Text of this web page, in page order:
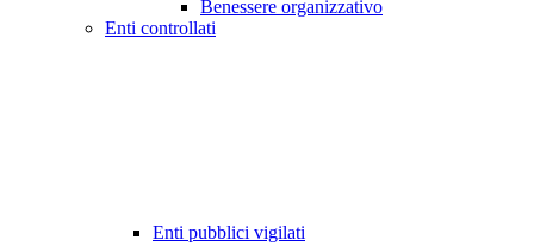
Benessere organizzativo
Enti controllati
Enti pubblici vigilati